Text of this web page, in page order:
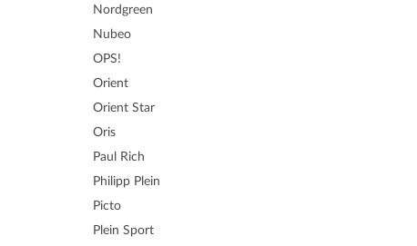
Nordgreen
Nubeo
OPS!
Orient
Orient Star
Oris
Paul Rich
Philipp Plein
Picto
Plein Sport